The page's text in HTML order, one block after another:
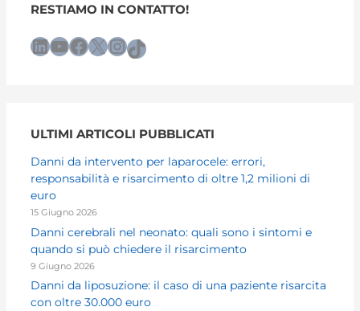
RESTIAMO IN CONTATTO!
LinkedIn YouTube Facebook X InstagramTikTok
ULTIMI ARTICOLI PUBBLICATI
Danni da intervento per laparocele: errori,
responsabilità e risarcimento di oltre 1,2 milioni di
euro
15 Giugno 2026
Danni cerebrali nel neonato: quali sono i sintomi e
quando si può chiedere il risarcimento
9 Giugno 2026
Danni da liposuzione: il caso di una paziente risarcita
con oltre 30.000 euro